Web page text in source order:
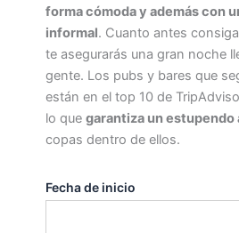
forma cómoda y además con
informal. Cuanto antes
te asegurarás una gran noche
gente. Los pubs y bares que
están en el top 10 de
lo que garantiza un estupendo
copas dentro de ellos.
Fecha de inicio